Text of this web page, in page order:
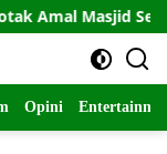
Masjid Sepi di
Opini